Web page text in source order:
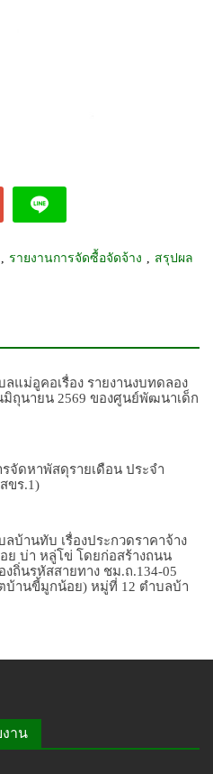
, รายงานการจัดซื้อจัดจ้าง , สรุปผล
แม่อูคอเรื่อง รายงานงบทดลอง
มิถุนายน 2569 ของศูนย์พัฒนาเด็ก
จัดหาพัสดุรายเดือน ประจำ
ขร.1)
บ้านทับ เรื่องประกวดราคาจ้าง
ย บ่า หลู่โข่ โดยก่อสร้างถนน
ถิ่นรหัสสายทาง ชม.ถ.134-05
บ้านขี้มูกน้อย) หมู่ที่ 12 ตำบลบ้า
าน